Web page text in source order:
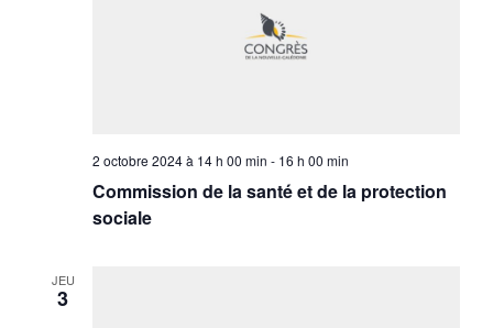
Commission de la santé et de la protection
sociale
2 octobre 2024 à 14 h 00 min - 16 h 00 min
JEU
3